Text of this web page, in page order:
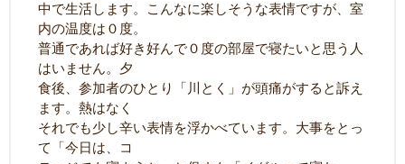
中で生活します。こんなに楽しそうな表情ですが、室
内の温度は０度。
普通であれば好き好んで０度の部屋で寝たいと思う人
はいません。夕
食後、参加者のひとり「川とく」が頭痛がすると訴え
ます。熱はなく
それでも少し辛い表情を浮かべています。大事をとっ
て「今日は、コ